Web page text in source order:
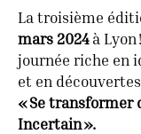
La troisième
mars 2024à Lyon
journée riche en
et en
« Se transformer
Incertain ».